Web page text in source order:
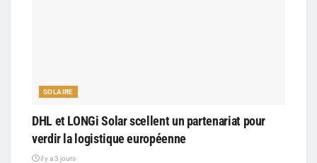
SOLAIRE
DHL et LONGi Solar scellent un partenariat pour
verdir la logistique européenne
il y a 3 jours